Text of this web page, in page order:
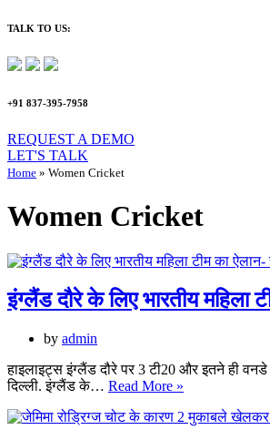
TALK TO US:
+91 837-395-7958
REQUEST A DEMO​
LET'S TALK
Home » Women Cricket
Women Cricket
इंग्लैंड दौरे के लिए भारतीय महिला
by admin
हाइलाइट्स इंग्लैंड दौरे पर 3 टी20 और इतने ही वनडे
दिल्ली. इंग्लैंड के… Read More »
के